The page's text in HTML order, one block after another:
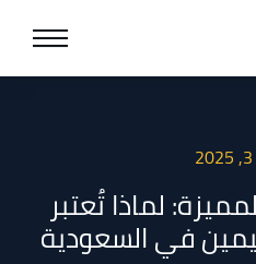
لماذا تُعتبر
في السعودية